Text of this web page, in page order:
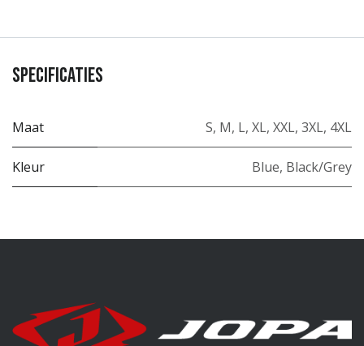
Specificaties
Maat S, M, L, XL, XXL, 3XL, 4XL
Kleur Blue, Black/Grey